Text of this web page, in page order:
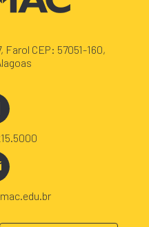
Farol CEP: 57051-160,